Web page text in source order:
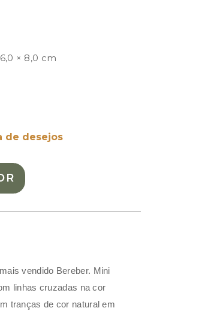
× 8,0 cm
de desejos
vendido Bereber. Mini
linhas cruzadas na cor
tranças de cor natural em